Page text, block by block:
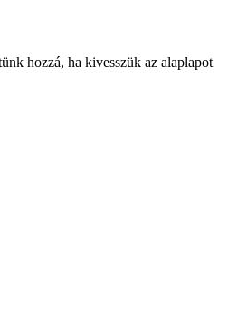
hozzá, ha kivesszük az alaplapot